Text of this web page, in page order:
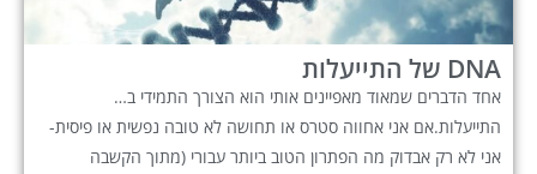
DNA של התייעלות
אחד הדברים שמאוד מאפיינים אותי הוא הצורך התמידי ב…
התייעלות.אם אני אחווה סטרס או תחושה לא טובה נפשית או פיסית-
אני לא רק אבדוק מה הפתרון הטוב ביותר עבורי (מתוך הקשבה